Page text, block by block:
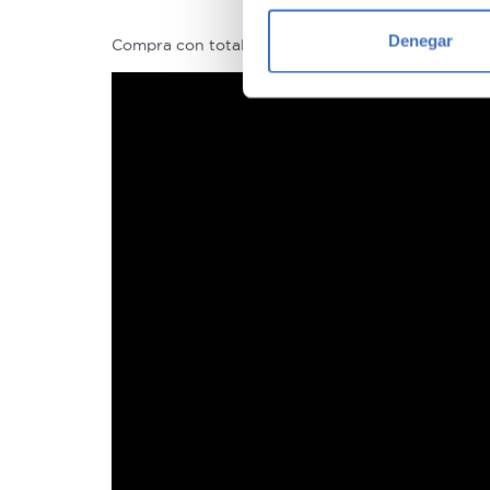
Obtenga más información
Denegar
Compra con total tranquilidad, sólo 1 de cada 4